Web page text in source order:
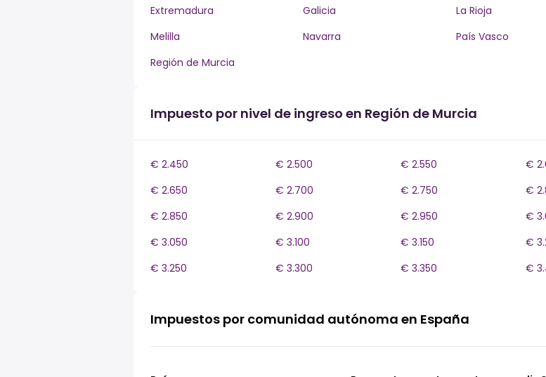
Extremadura
Galicia
La Rioja
Melilla
Navarra
País Vasco
Región de Murcia
Impuesto por nivel de ingreso en Región de Murcia
€ 2.450 € 2.500 € 2.550
€
€ 2.650
€ 2.700 € 2.750
€
€ 2.850
€ 2.900 € 2.950
€
€ 3.050
€ 3.100 € 3.150
€
€ 3.250
€ 3.300 € 3.350 €
Impuestos por comunidad autónoma en España